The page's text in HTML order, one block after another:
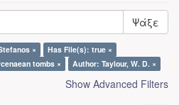
Ψάξε
×
Has File(s): true ×
tombs × Author: Taylour, W. D. ×
Show Advanced Filters